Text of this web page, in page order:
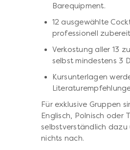
Barequipment.
12 ausgewählte
professionell
Verkostung aller 13
selbst mindestens 3
Kursunterlagen
Für exklusive Gruppen
Englisch, Polnisch oder
selbstverständlich dazu
nichts nach.